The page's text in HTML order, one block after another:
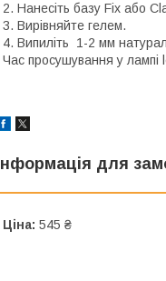
2. Нанесіть базу Fix або
3. Вирівняйте гелем.
4. Випиліть 1-2 мм
Час просушування у лампі
Інформація для
Ціна: 545 ₴